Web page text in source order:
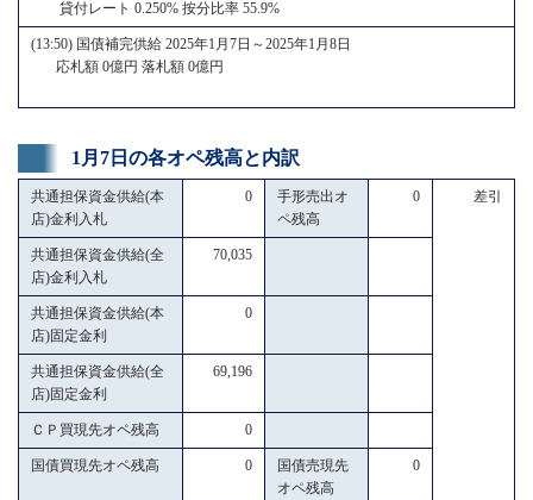
貸付レート 0.250% 按分比率 55.9%
(13:50) 国債補完供給 2025年1月7日～2025年1月8日
応札額 0億円 落札額 0億円
1月7日の各オペ残高と内訳
共通担保資金供給(本
店)金利入札
0
手形売出オ
ペ残高
0 差引
共通担保資金供給(全
店)金利入札
70,035
共通担保資金供給(本
店)固定金利
0
共通担保資金供給(全
店)固定金利
69,196
ＣＰ買現先オペ残高 0
国債買現先オペ残高 0
国債売現先
オペ残高
0